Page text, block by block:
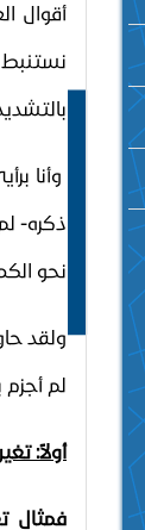
أقوال
وأنا
ذكره-
نحو
ولقد
لم
أولاً:
فمثال